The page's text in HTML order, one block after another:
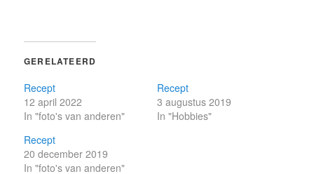
GERELATEERD
Recept
12 april 2022
In "foto's van anderen"
Recept
3 augustus 2019
In "Hobbies"
Recept
20 december 2019
In "foto's van anderen"